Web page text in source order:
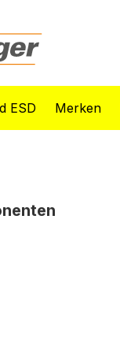
ESD Merken